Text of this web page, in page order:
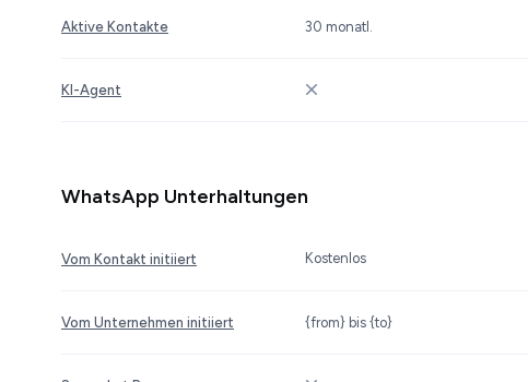
Aktive Kontakte 30 monatl.
KI-Agent
WhatsApp Unterhaltungen
Vom Kontakt initiiert Kostenlos
Vom Unternehmen initiiert {from} bis {to}